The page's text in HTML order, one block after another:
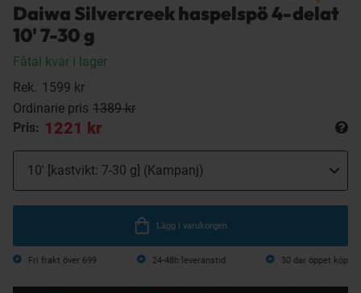
Daiwa Silvercreek haspelspö 4-delat
10' 7-30 g
Fåtal kvar i lager
Rek. 1599 kr
Ordinarie pris 1389 kr
Pris: 1221 kr
Lägg i varukorgen
Fri frakt över 699 24-48h leveranstid 30 dar öppet köp